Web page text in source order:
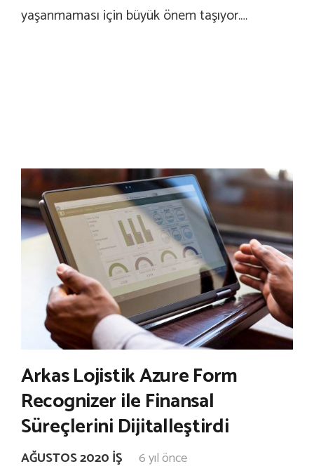
yaşanmaması için büyük önem taşıyor.…
Arkas Lojistik Azure Form
Recognizer ile Finansal
Süreçlerini Dijitalleştirdi
AĞUSTOS 2020 İŞ 6 yıl önce